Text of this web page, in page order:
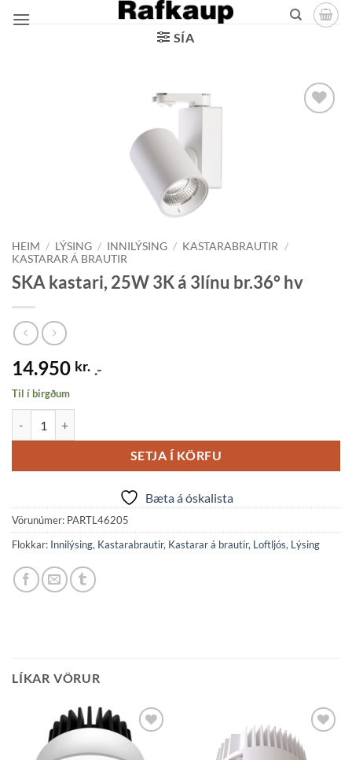
SÍA
HEIM / LÝSING / INNILÝSING / KASTARABRAUTIR
/
KASTARAR Á BRAUTIR
SKA kastari, 25W 3K á 3línu br.36° hv
14.950 kr. .-
Til í birgðum
SETJA Í KÖRFU
Bæta á óskalista
Vörunúmer: PARTL46205
Flokkar: Innilýsing, Kastarabrautir, Kastarar á brautir, Loftljós, Lýsing
LÍKAR VÖRUR
Bæta á
óskalista
Bæta á
óskalista